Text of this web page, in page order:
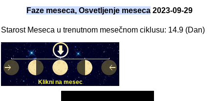
Faze meseca, Osvetljenje meseca 2023-09-29
Starost Meseca u trenutnom mesečnom ciklusu: 14.9 (Dan)
Klikni na mesec